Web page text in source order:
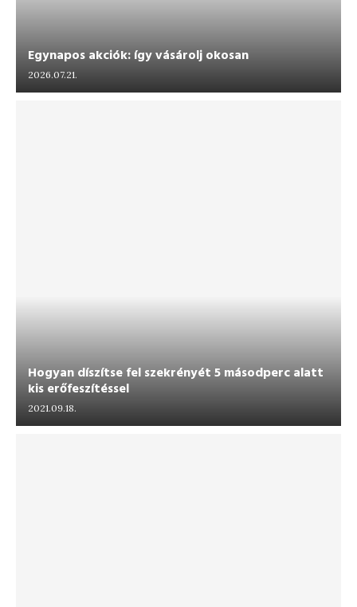
Egynapos akciók: így vásárolj okosan
2026.07.21.
Hogyan díszítse fel szekrényét 5 másodperc alatt
kis erőfeszítéssel
2021.09.18.